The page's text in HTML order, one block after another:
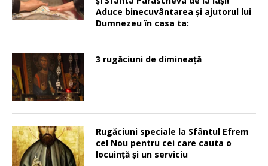
Aduce binecuvântarea şi ajutorul lui
Dumnezeu în casa ta:
3 rugăciuni de dimineață
Rugăciuni speciale la Sfântul Efrem
cel Nou pentru cei care cauta o
locuinţă şi un serviciu